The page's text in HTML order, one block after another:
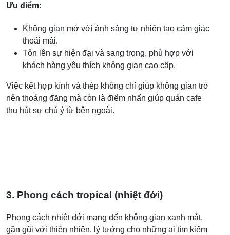
Ưu điểm:
Không gian mở với ánh sáng tự nhiên tạo cảm giác
thoải mái.
Tôn lên sự hiện đại và sang trọng, phù hợp với
khách hàng yêu thích không gian cao cấp.
Việc kết hợp kính và thép không chỉ giúp không gian trở
nên thoáng đãng mà còn là điểm nhấn giúp quán cafe
thu hút sự chú ý từ bên ngoài.
3. Phong cách tropical (nhiệt đới)
Phong cách nhiệt đới mang đến không gian xanh mát,
gần gũi với thiên nhiên, lý tưởng cho những ai tìm kiếm